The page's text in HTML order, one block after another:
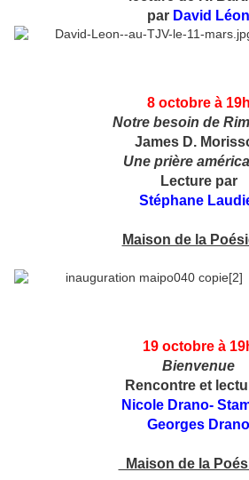
par David Léon
8 octobre à 19h
Notre besoin de
James D.
Une prière
Lecture par
Stéphane
Maison de la
19 octobre à
Bienvenue
Rencontre et
Nicole Drano-
Georges Drano
Maison de la